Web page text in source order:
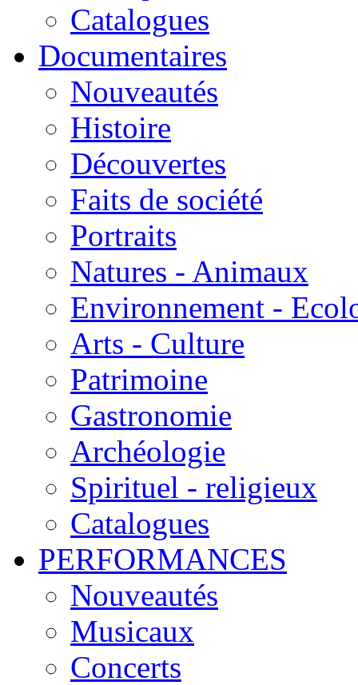
Catalogues
Documentaires
Nouveautés
Histoire
Découvertes
Faits de société
Portraits
Natures - Animaux
Environnement -
Arts - Culture
Patrimoine
Gastronomie
Archéologie
Spirituel - religieux
Catalogues
PERFORMANCES
Nouveautés
Musicaux
Concerts